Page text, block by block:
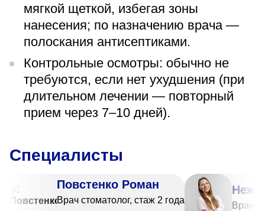
мягкой щеткой, избегая зоны
нанесения; по назначению врача —
полоскания антисептиками.
Контрольные осмотры: обычно не
требуются, если нет ухудшения (при
длительном лечении — повторный
прием через 7–10 дней).
Специалисты
Повстенко Роман
Врач стоматолог, стаж 2 года Врач